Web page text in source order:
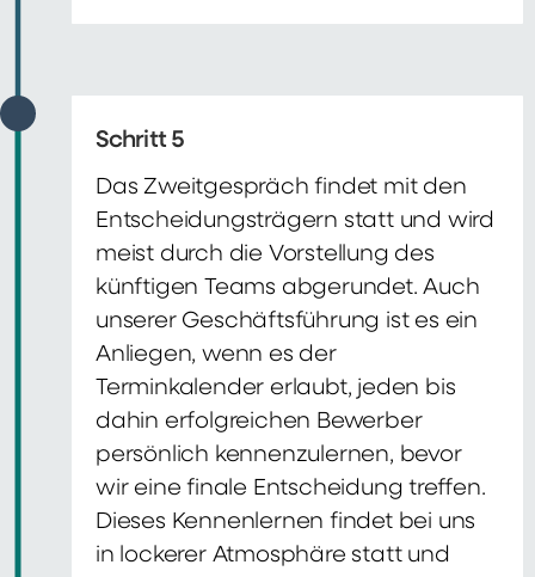
Schritt 5
Das Zweitgespräch findet mit den
Entscheidungsträgern statt und wird
meist durch die Vorstellung des
künftigen Teams abgerundet. Auch
unserer Geschäftsführung ist es ein
Anliegen, wenn es der
Terminkalender erlaubt, jeden bis
dahin erfolgreichen Bewerber
persönlich kennenzulernen, bevor
wir eine finale Entscheidung treffen.
Dieses Kennenlernen findet bei uns
in lockerer Atmosphäre statt und